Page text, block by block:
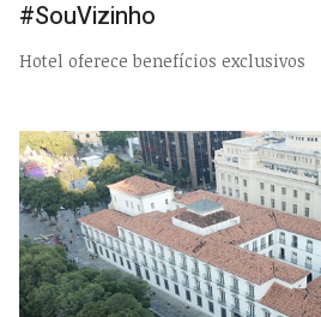
#SouVizinho
Hotel oferece benefícios exclusivos